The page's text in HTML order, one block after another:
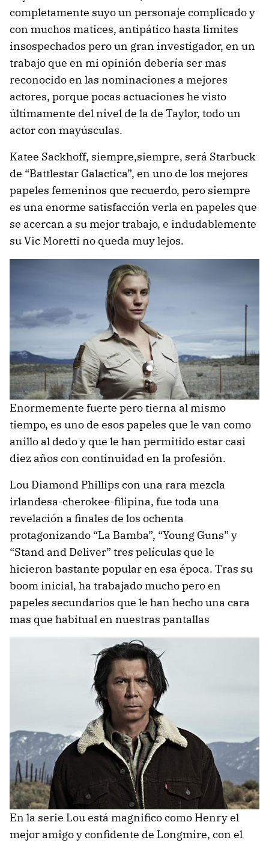
completamente suyo un personaje complicado y
con muchos matices, antipático hasta limites
insospechados pero un gran investigador, en un
trabajo que en mi opinión debería ser mas
reconocido en las nominaciones a mejores
actores, porque pocas actuaciones he visto
últimamente del nivel de la de Taylor, todo un
actor con mayúsculas.
Katee Sackhoff, siempre,siempre, será Starbuck
de “Battlestar Galactica”, en uno de los mejores
papeles femeninos que recuerdo, pero siempre
es una enorme satisfacción verla en papeles que
se acercan a su mejor trabajo, e indudablemente
su Vic Moretti no queda muy lejos.
Enormemente fuerte pero tierna al mismo
tiempo, es uno de esos papeles que le van como
anillo al dedo y que le han permitido estar casi
diez años con continuidad en la profesión.
Lou Diamond Phillips con una rara mezcla
irlandesa-cherokee-filipina, fue toda una
revelación a finales de los ochenta
protagonizando “La Bamba”, “Young Guns” y
“Stand and Deliver” tres películas que le
hicieron bastante popular en esa época. Tras su
boom inicial, ha trabajado mucho pero en
papeles secundarios que le han hecho una cara
mas que habitual en nuestras pantallas
En la serie Lou está magnifico como Henry el
mejor amigo y confidente de Longmire, con el